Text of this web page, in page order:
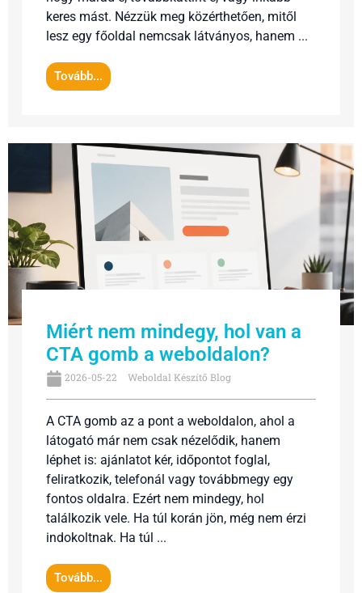
keres mást. Nézzük meg közérthetően, mitől
lesz egy főoldal nemcsak látványos, hanem ...
Tovább...
Miért nem mindegy, hol van a
CTA gomb a weboldalon?
2026-05-22 Weboldal Készítő Blog
A CTA gomb az a pont a weboldalon, ahol a
látogató már nem csak nézelődik, hanem
léphet is: ajánlatot kér, időpontot foglal,
feliratkozik, telefonál vagy továbbmegy egy
fontos oldalra. Ezért nem mindegy, hol
találkozik vele. Ha túl korán jön, még nem érzi
indokoltnak. Ha túl ...
Tovább...